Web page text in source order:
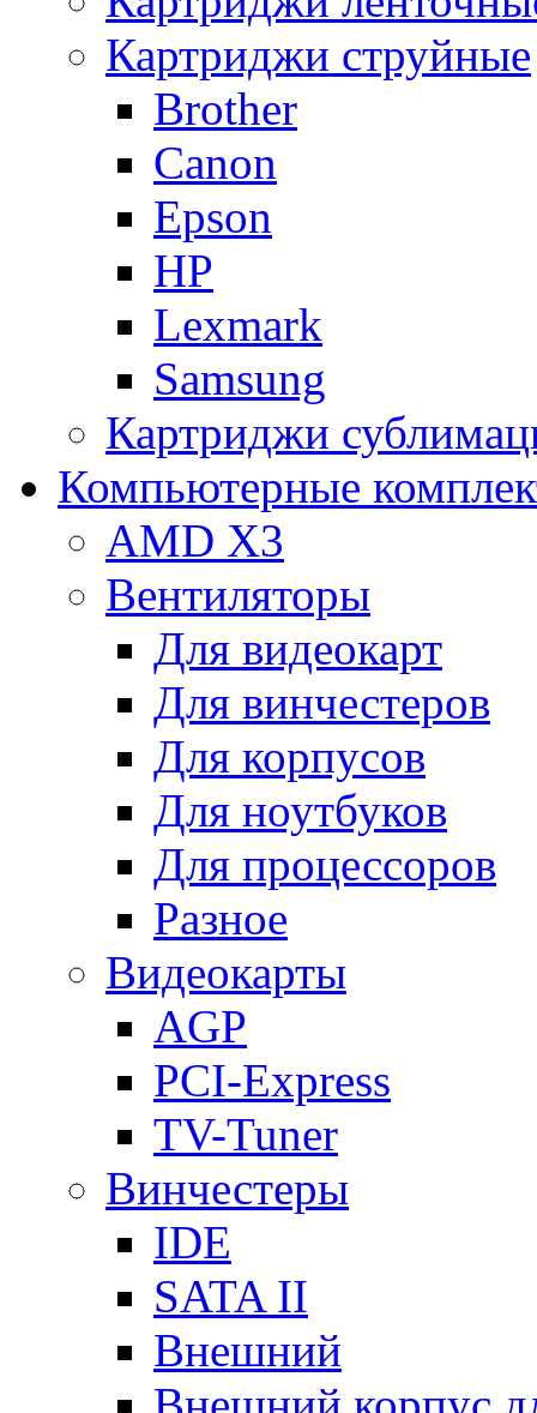
Картриджи струйные
Brother
Canon
Epson
HP
Lexmark
Samsung
Картриджи
Компьютерные
AMD X3
Вентиляторы
Для видеокарт
Для винчестеров
Для корпусов
Для ноутбуков
Для процессоров
Разное
Видеокарты
AGP
PCI-Express
TV-Tuner
Винчестеры
IDE
SATA II
Внешний